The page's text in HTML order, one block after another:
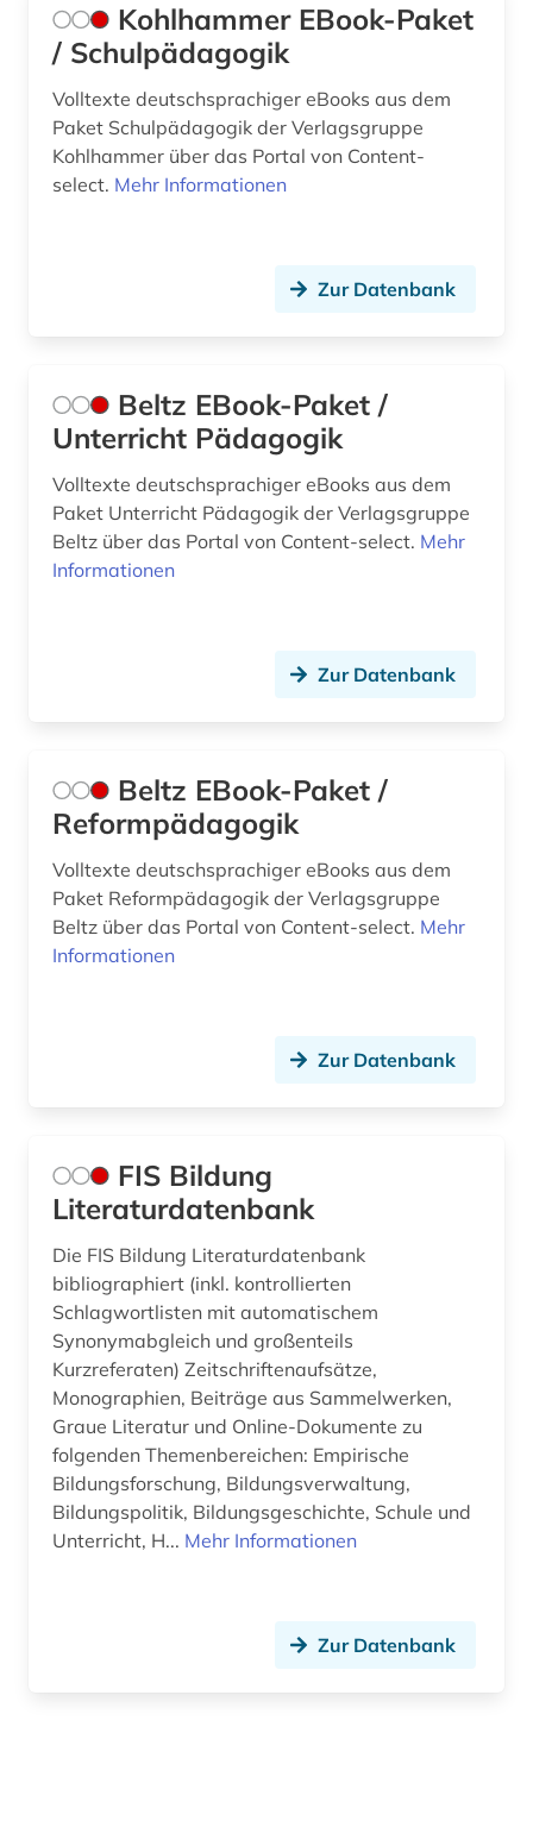
Kohlhammer EBook-Paket
/ Schulpädagogik
Volltexte deutschsprachiger eBooks aus dem
Paket Schulpädagogik der Verlagsgruppe
Kohlhammer über das Portal von Content-
select. Mehr Informationen
Zur Datenbank
Beltz EBook-Paket /
Unterricht Pädagogik
Volltexte deutschsprachiger eBooks aus dem
Paket Unterricht Pädagogik der Verlagsgruppe
Beltz über das Portal von Content-select. Mehr
Informationen
Zur Datenbank
Beltz EBook-Paket /
Reformpädagogik
Volltexte deutschsprachiger eBooks aus dem
Paket Reformpädagogik der Verlagsgruppe
Beltz über das Portal von Content-select. Mehr
Informationen
Zur Datenbank
FIS Bildung
Literaturdatenbank
Die FIS Bildung Literaturdatenbank
bibliographiert (inkl. kontrollierten
Schlagwortlisten mit automatischem
Synonymabgleich und großenteils
Kurzreferaten) Zeitschriftenaufsätze,
Monographien, Beiträge aus Sammelwerken,
Graue Literatur und Online-Dokumente zu
folgenden Themenbereichen: Empirische
Bildungsforschung, Bildungsverwaltung,
Bildungspolitik, Bildungsgeschichte, Schule und
Unterricht, H... Mehr Informationen
Zur Datenbank